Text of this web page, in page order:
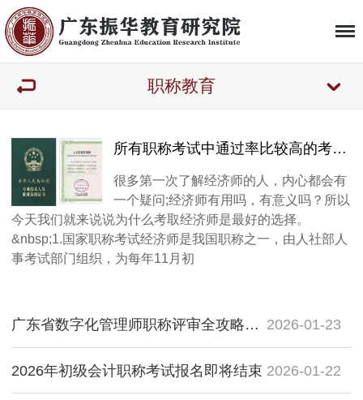
职称教育
所有职称考试中通过率比较高的考试：经济师
很多第一次了解经济师的人，内心都会有
一个疑问;经济师有用吗，有意义吗？所以
今天我们就来说说为什么考取经济师是最好的选择。
&nbsp;1.国家职称考试经济师是我国职称之一，由人社部人
事考试部门组织，为每年11月初
广东省数字化管理师职称评审全攻略：一文读懂报考条件、考核方式与证书福利 2026-01-23
2026年初级会计职称考试报名即将结束 2026-01-22